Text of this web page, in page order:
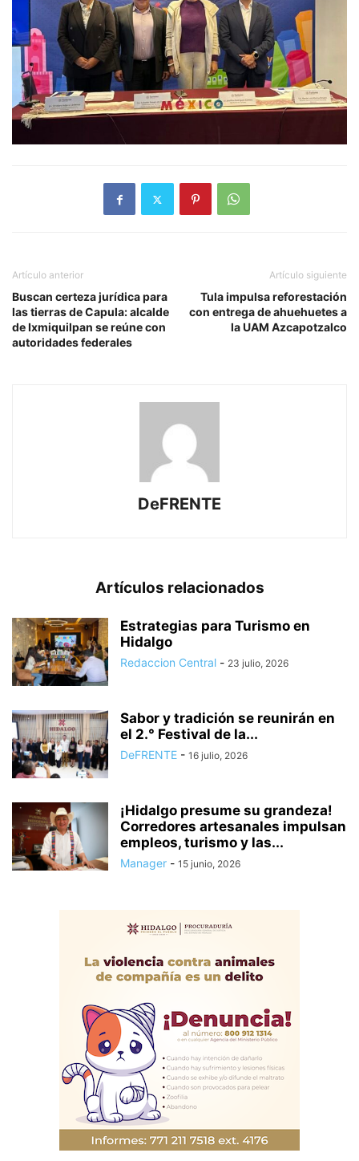
Artículo anterior
Buscan certeza jurídica para
las tierras de Capula: alcalde
de Ixmiquilpan se reúne con
autoridades federales
Artículo siguiente
Tula impulsa reforestación
con entrega de ahuehuetes a
la UAM Azcapotzalco
DeFRENTE
Artículos relacionados
Estrategias para Turismo en
Hidalgo
Redaccion Central - 23 julio, 2026
Sabor y tradición se reunirán en
el 2.° Festival de la...
DeFRENTE - 16 julio, 2026
¡Hidalgo presume su grandeza!
Corredores artesanales impulsan
empleos, turismo y las...
Manager - 15 junio, 2026